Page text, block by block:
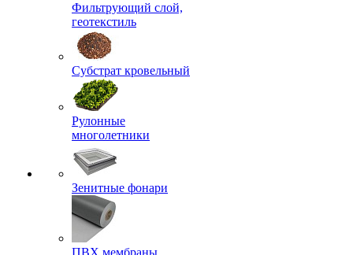
Фильтрующий слой,
геотекстиль
Субстрат кровельный
Рулонные
многолетники
Зенитные фонари
ПВХ мембраны